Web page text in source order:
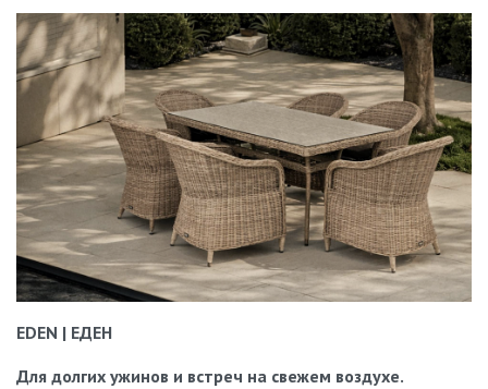
Производство с соблюдением технологических норм.
Доставка, монтаж. Организуем транспортировку и
установку мебели.
Часто задаваемые вопросы
Какой средний срок изготовления мебели?
Стандартные модели имеются в наличии, доставка от 2
дней.
Предоставляете ли вы гарантию на товары?
момента установки.
EDEN | ЕДЕН
Для долгих ужинов и встреч на свежем воздухе.